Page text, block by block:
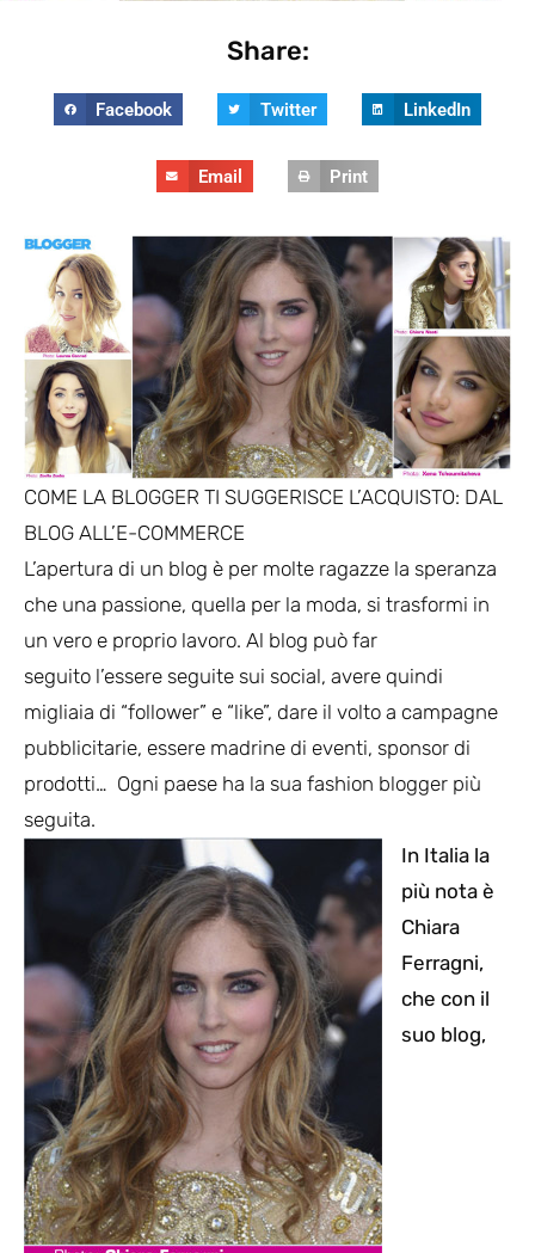
Share:
Facebook Twitter LinkedIn
Email Print
COME LA BLOGGER TI SUGGERISCE L’ACQUISTO: DAL
BLOG ALL’E-COMMERCE
L’apertura di un blog è per molte ragazze la speranza
che una passione, quella per la moda, si trasformi in
un vero e proprio lavoro. Al blog può far
seguito l’essere seguite sui social, avere quindi
migliaia di “follower” e “like”, dare il volto a campagne
pubblicitarie, essere madrine di eventi, sponsor di
prodotti… Ogni paese ha la sua fashion blogger più
seguita.
In Italia la
più nota è
Chiara
Ferragni,
che con il
suo blog,